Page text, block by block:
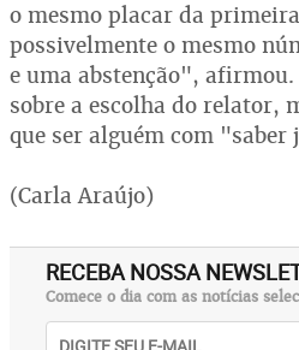
o mesmo placar da
possivelmente o mesmo
e uma abstenção",
sobre a escolha do relator,
que ser alguém com
(Carla Araújo)
RECEBA NOSSA
Comece o dia com as notícias